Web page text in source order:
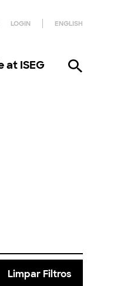
LOGIN ENGLISH
at ISEG
Limpar Filtros